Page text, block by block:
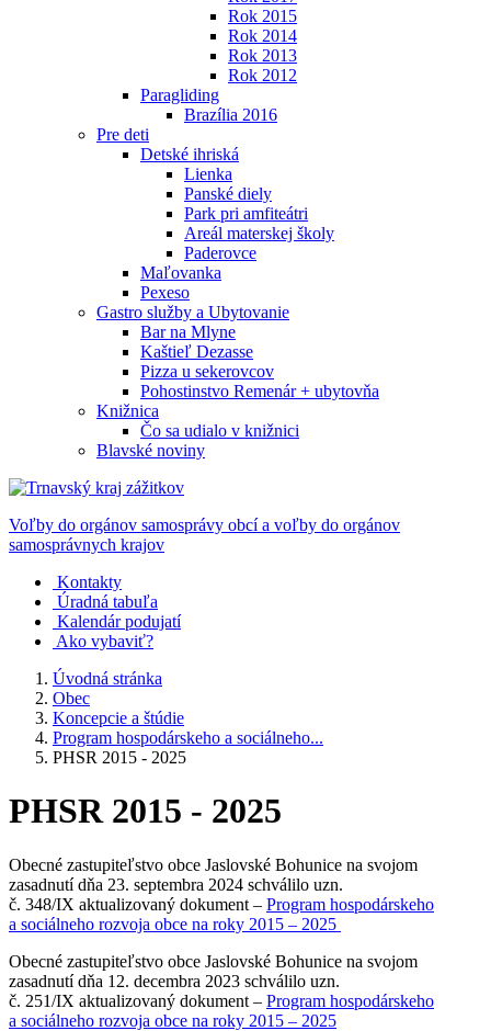
Rok 2015
Rok 2014
Rok 2013
Rok 2012
Paragliding
Brazília 2016
Pre deti
Detské ihriská
Lienka
Panské diely
Park pri amfiteátri
Areál materskej školy
Paderovce
Maľovanka
Pexeso
Gastro služby a Ubytovanie
Bar na Mlyne
Kaštieľ Dezasse
Pizza u sekerovcov
Pohostinstvo Remenár + ubytovňa
Knižnica
Čo sa udialo v knižnici
Blavské noviny
Voľby do orgánov samosprávy obcí a voľby do orgánov
samosprávnych krajov
Kontakty
Úradná tabuľa
Kalendár podujatí
Ako vybaviť?
Úvodná stránka
Obec
Koncepcie a štúdie
Program hospodárskeho a sociálneho...
PHSR 2015 - 2025
PHSR 2015 - 2025
Obecné zastupiteľstvo obce Jaslovské Bohunice na svojom
zasadnutí dňa 23. septembra 2024 schválilo uzn.
č. 348/IX aktualizovaný dokument – Program hospodárskeho
a sociálneho rozvoja obce na roky 2015 – 2025
Obecné zastupiteľstvo obce Jaslovské Bohunice na svojom
zasadnutí dňa 12. decembra 2023 schválilo uzn.
č. 251/IX aktualizovaný dokument – Program hospodárskeho
a sociálneho rozvoja obce na roky 2015 – 2025